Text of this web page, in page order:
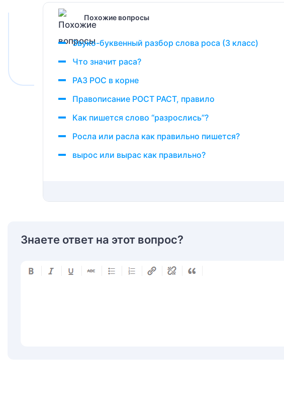
Похожие вопросы
Звуко-буквенный разбор слова роса (3 класс)
Что значит раса?
РАЗ РОС в корне
Правописание РОСТ РАСТ, правило
Как пишется слово “разрослись”?
Росла или расла как правильно пишется?
вырос или вырас как правильно?
Знаете ответ на этот вопрос?